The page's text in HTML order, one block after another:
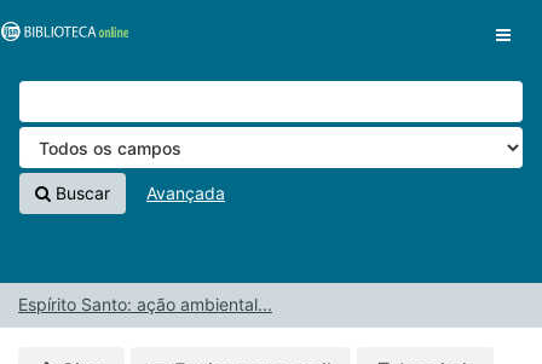
VuFind
Buscar Avançada
Espírito Santo: ação ambiental...